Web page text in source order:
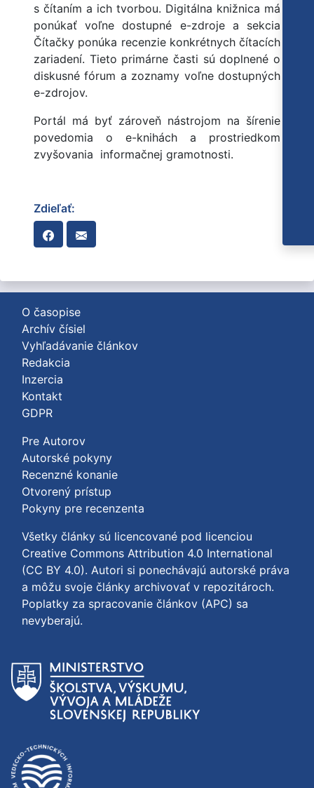
s čítaním a ich tvorbou. Digitálna knižnica má
ponúkať voľne dostupné e-zdroje a sekcia
Čítačky ponúka recenzie konkrétnych čítacích
zariadení. Tieto primárne časti sú doplnené o
diskusné fórum a zoznamy voľne dostupných
e-zdrojov.
Portál má byť zároveň nástrojom na šírenie
povedomia o e-knihách a prostriedkom
zvyšovania informačnej gramotnosti.
Zdieľať:
O časopise
Archív čísiel
Vyhľadávanie článkov
Redakcia
Inzercia
Kontakt
GDPR
Pre Autorov
Autorské pokyny
Recenzné konanie
Otvorený prístup
Pokyny pre recenzenta
Všetky články sú licencované pod licenciou
Creative Commons Attribution 4.0 International
(CC BY 4.0). Autori si ponechávajú autorské práva
a môžu svoje články archivovať v repozitároch.
Poplatky za spracovanie článkov (APC) sa
nevyberajú.